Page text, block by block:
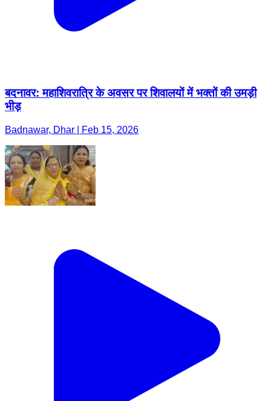
बदनावर: महाशिवरात्रि के अवसर पर शिवालयों में भक्तों की उमड़ी